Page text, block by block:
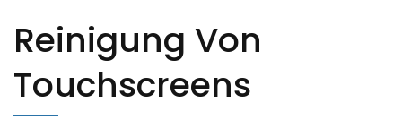
Reinigung Von
Touchscreens